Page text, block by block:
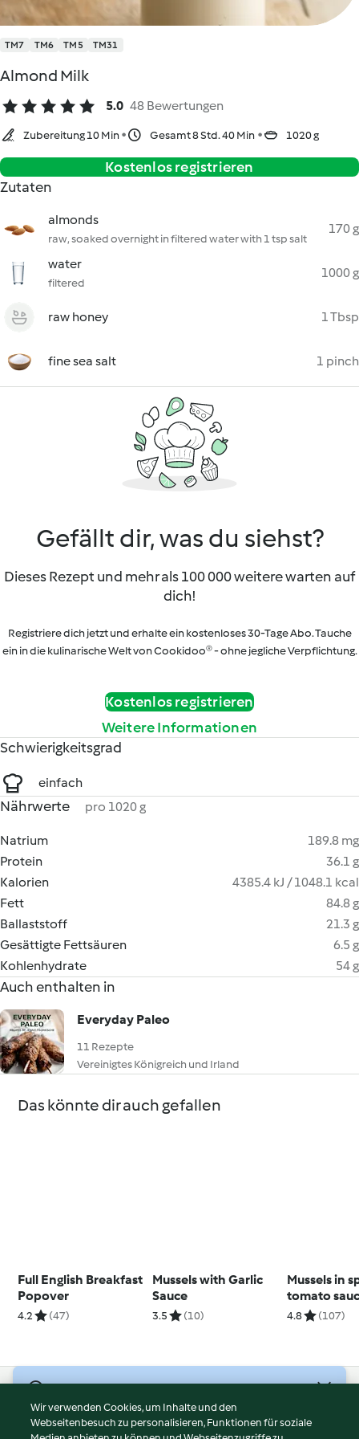
TM7 TM6 TM5 TM31
Almond Milk
5.0 48 Bewertungen
Zubereitung 10 Min Gesamt 8 Std. 40 Min 1020 g
Kostenlos registrieren
Zutaten
almonds
raw, soaked overnight in filtered water with 1 tsp salt
170 g
water
filtered
1000 g
raw honey 1 Tbsp
fine sea salt 1 pinch
Gefällt dir, was du siehst?
Dieses Rezept und mehr als 100 000 weitere warten auf
dich!
Registriere dich jetzt und erhalte ein kostenloses 30-Tage Abo. Tauche
ein in die kulinarische Welt von Cookidoo® - ohne jegliche Verpflichtung.
Kostenlos registrieren
Weitere Informationen
Schwierigkeitsgrad
einfach
Nährwerte pro 1020 g
Natrium
189.8 mg
Protein
36.1 g
Kalorien
4385.4 kJ / 1048.1 kcal
Fett
84.8 g
Ballaststoff
21.3 g
Gesättigte Fettsäuren
6.5 g
Kohlenhydrate
54 g
Auch enthalten in
Everyday Paleo
11 Rezepte
Vereinigtes Königreich und Irland
Das könnte dir auch gefallen
Full English Breakfast
Popover
4.2 (47)
Mussels with Garlic
Sauce
3.5 (10)
Mussels in
tomato
4.8 (107)
Nutzungsbedingungen
Wir verwenden Cookies, um Inhalte und den
Webseitenbesuch zu personalisieren, Funktionen für soziale